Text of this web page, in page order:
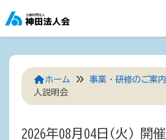
to
content
ホーム 事業・研修のご案内
人説明会
2026年08月04日(火) 開催